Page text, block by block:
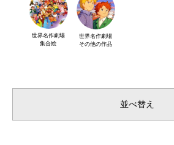
世界名作劇場
集合絵
世界名作劇場
その他の作品
並べ替え